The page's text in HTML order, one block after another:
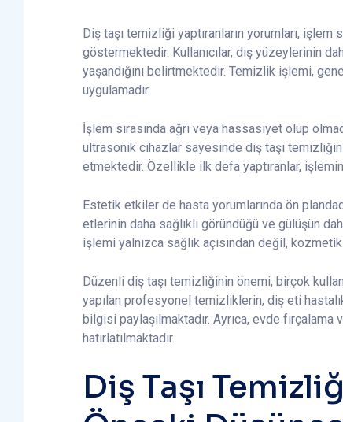
Diş taşı temizliği yaptıranların yorumları,
göstermektedir. Kullanıcılar, diş yüzeylerinin
yaşandığını belirtmektedir. Temizlik işlemi,
uygulamadır.
İşlem sırasında ağrı veya hassasiyet olup
ultrasonik cihazlar sayesinde diş taşı
etmektedir. Özellikle ilk defa yaptıranlar,
Estetik etkiler de hasta yorumlarında ön
etlerinin daha sağlıklı göründüğü ve gülüşün
işlemi yalnızca sağlık açısından değil,
Düzenli diş taşı temizliğinin önemi, birçok
yapılan profesyonel temizliklerin, diş eti
bilgisi paylaşılmaktadır. Ayrıca, evde
hatırlatılmaktadır.
Diş Taşı